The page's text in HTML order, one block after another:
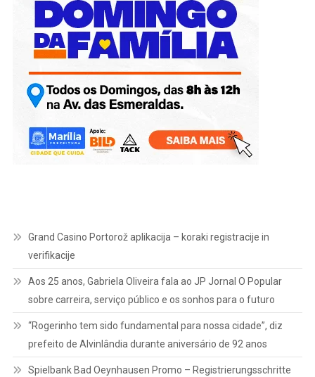
Grand Casino Portorož aplikacija – koraki registracije in
verifikacije
Aos 25 anos, Gabriela Oliveira fala ao JP Jornal O Popular
sobre carreira, serviço público e os sonhos para o futuro
“Rogerinho tem sido fundamental para nossa cidade”, diz
prefeito de Alvinlândia durante aniversário de 92 anos
Spielbank Bad Oeynhausen Promo – Registrierungsschritte